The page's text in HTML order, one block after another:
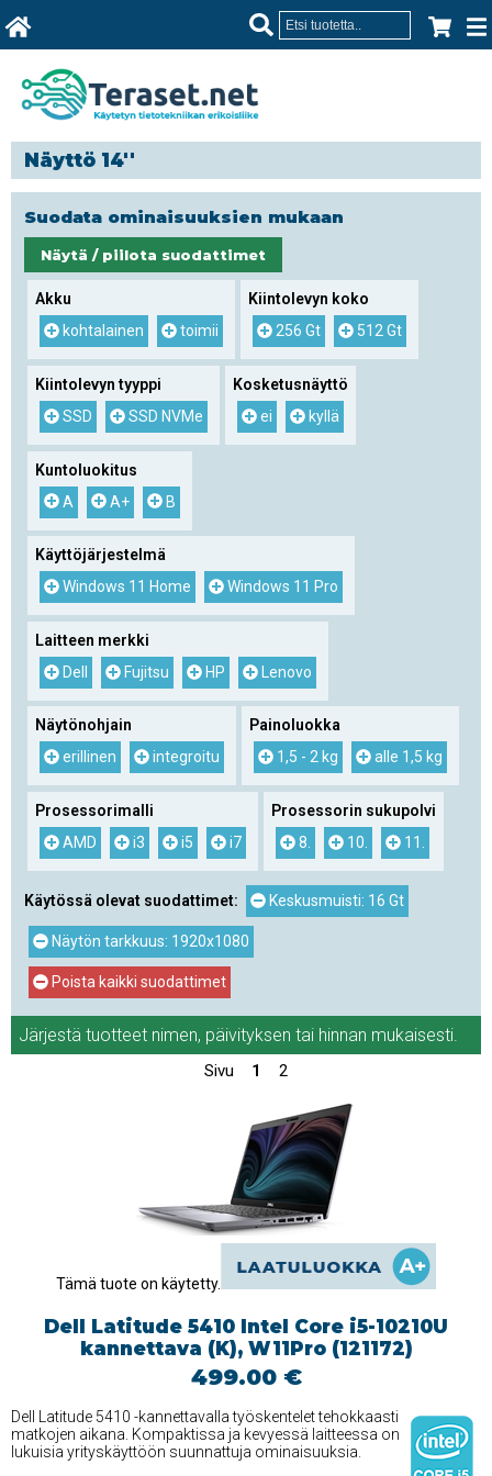
Näyttö 14''
Suodata ominaisuuksien mukaan
Näytä / piilota suodattimet
Akku
kohtalainen
toimii
Kiintolevyn koko
256 Gt
512 Gt
Kiintolevyn tyyppi
SSD
SSD NVMe
Kosketusnäyttö
ei
kyllä
Kuntoluokitus
A
A+ B
Käyttöjärjestelmä
Windows 11 Home
Windows 11 Pro
Laitteen merkki
Dell
Fujitsu HP Lenovo
Näytönohjain
erillinen
integroitu
Painoluokka
1,5 - 2 kg
alle 1,5 kg
Prosessorimalli
AMD
i3 i5 i7
Prosessorin sukupolvi
8.
10. 11.
Käytössä olevat suodattimet: Keskusmuisti: 16 Gt
Näytön tarkkuus: 1920x1080
Poista kaikki suodattimet
Järjestä tuotteet nimen, päivityksen tai hinnan mukaisesti.
Sivu 1 2
Tämä tuote on käytetty.
Dell Latitude 5410 Intel Core i5-10210U
kannettava (K), W11Pro (121172)
499.00 €
Dell Latitude 5410 -kannettavalla työskentelet tehokkaasti
matkojen aikana. Kompaktissa ja kevyessä laitteessa on
lukuisia yrityskäyttöön suunnattuja ominaisuuksia.